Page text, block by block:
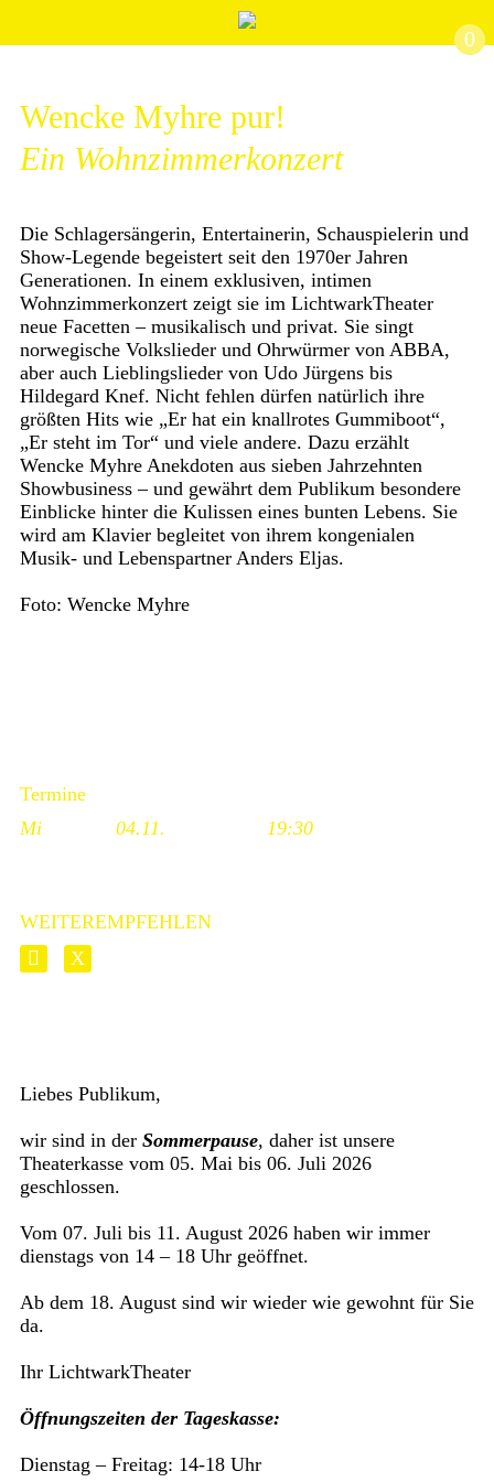
0
Wencke Myhre pur!
Ein Wohnzimmerkonzert
Die Schlagersängerin, Entertainerin, Schauspielerin und
Show-Legende begeistert seit den 1970er Jahren
Generationen. In einem exklusiven, intimen
Wohnzimmerkonzert zeigt sie im LichtwarkTheater
neue Facetten – musikalisch und privat. Sie singt
norwegische Volkslieder und Ohrwürmer von ABBA,
aber auch Lieblingslieder von Udo Jürgens bis
Hildegard Knef. Nicht fehlen dürfen natürlich ihre
größten Hits wie „Er hat ein knallrotes Gummiboot“,
„Er steht im Tor“ und viele andere. Dazu erzählt
Wencke Myhre Anekdoten aus sieben Jahrzehnten
Showbusiness – und gewährt dem Publikum besondere
Einblicke hinter die Kulissen eines bunten Lebens. Sie
wird am Klavier begleitet von ihrem kongenialen
Musik- und Lebenspartner Anders Eljas.
Foto: Wencke Myhre
Termine
Mi
04.11. 19:30
WEITEREMPFEHLEN
Liebes Publikum,
wir sind in derSommerpause, daher ist unsere
Theaterkasse vom 05. Mai bis 06. Juli 2026
geschlossen.
Vom 07. Juli bis 11. August 2026 haben wir immer
dienstags von 14 – 18 Uhr geöffnet.
Ab dem 18. August sind wir wieder wie gewohnt für Sie
da.
Ihr LichtwarkTheater
Öffnungszeiten der Tageskasse:
Dienstag – Freitag: 14-18 Uhr